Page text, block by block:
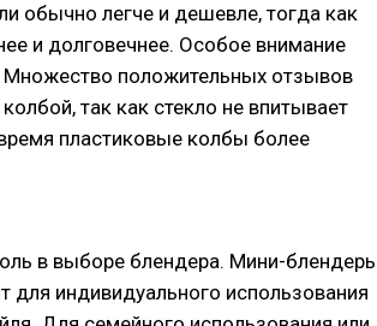
обычно легче и дешевле, тогда как
и долговечнее. Особое внимание
Множество положительных отзывов
так как стекло не впитывает
пластиковые колбы более
в выборе блендера. Мини-
для индивидуального использования